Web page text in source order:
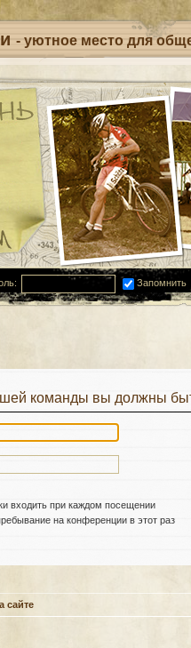
- уютное место для
Запомнить
команды вы должны
входить при каждом посещении
на конференции в этот раз
сайте